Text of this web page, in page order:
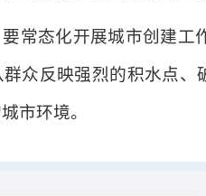
常态化开展城市创建工
众反映强烈的积水点
市环境。